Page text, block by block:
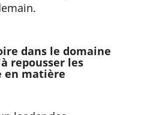
dans le domaine
repousser les
en matière